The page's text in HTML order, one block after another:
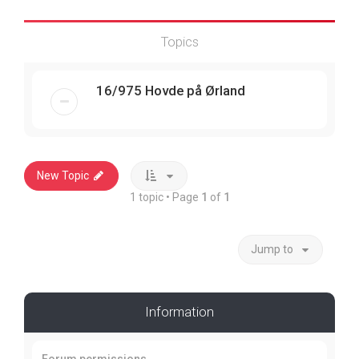
Topics
16/975 Hovde på Ørland
New Topic
1 topic • Page 1 of 1
Jump to
Information